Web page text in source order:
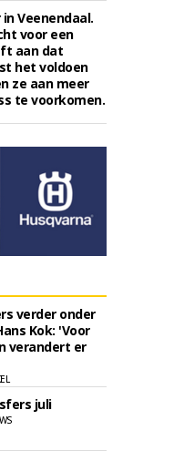
Veenendaal.
voor een
aan dat
het voldoen
ze aan meer
te voorkomen.
verder onder
Kok: 'Voor
verandert er
juli